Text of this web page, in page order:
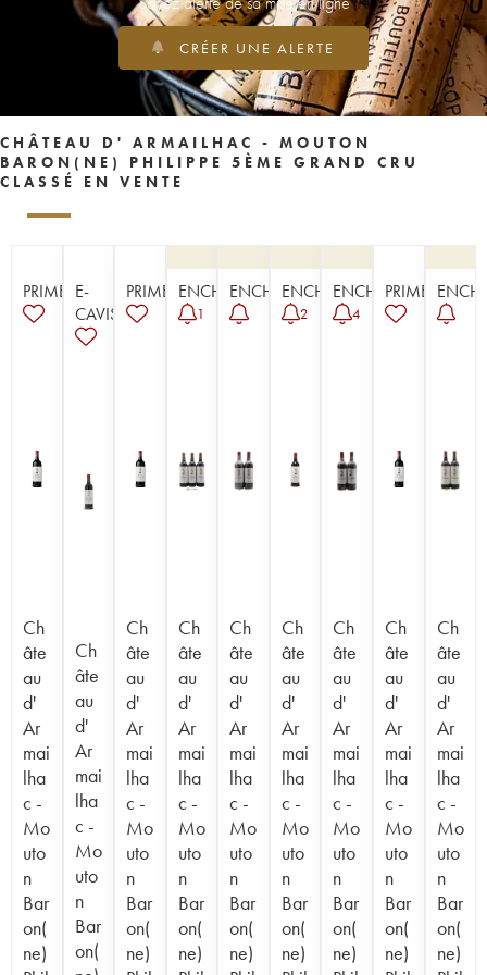
CRÉER UNE ALERTE
CHÂTEAU D' ARMAILHAC - MOUTON
BARON(NE) PHILIPPE 5ÈME GRAND CRU
CLASSÉ EN VENTE
PRIMEUR
Ch
âte
au
d'
Ar
mai
lha
c -
Mo
uto
n
Bar
on(
ne)
E-
CAVISTE
Ch
âte
au
d'
Ar
mai
lha
c -
Mo
uto
n
Bar
on(
PRIMEUR
Ch
âte
au
d'
Ar
mai
lha
c -
Mo
uto
n
Bar
on(
ne)
ENCHÈRE
1
Ch
âte
au
d'
Ar
mai
lha
c -
Mo
uto
n
Bar
on(
ne)
ENCHÈRE
Ch
âte
au
d'
Ar
mai
lha
c -
Mo
uto
n
Bar
on(
ne)
ENCHÈRE
2
Ch
âte
au
d'
Ar
mai
lha
c -
Mo
uto
n
Bar
on(
ne)
ENCHÈRE
4
Ch
âte
au
d'
Ar
mai
lha
c -
Mo
uto
n
Bar
on(
ne)
PRIMEUR
Ch
âte
au
d'
Ar
mai
lha
c -
Mo
uto
n
Bar
on(
ne)
Ch
âte
au
d'
Ar
mai
lha
c -
Mo
uto
n
Bar
on(
ne)